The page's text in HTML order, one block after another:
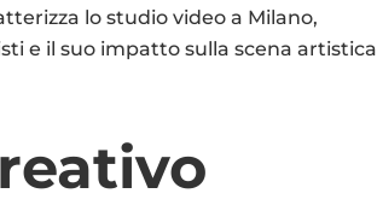
lo studio video a Milano,
e il suo impatto sulla scena artistica